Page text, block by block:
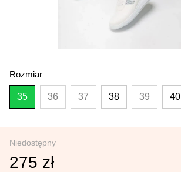
Rozmiar
35 36 37 38 39 40
Niedostępny
275 zł